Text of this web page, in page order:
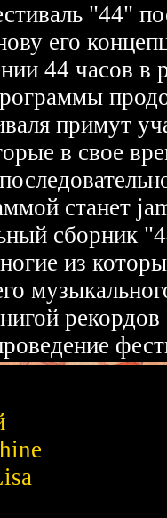
"44"
его
44 часов
примут
в свое
станет
сборник
из